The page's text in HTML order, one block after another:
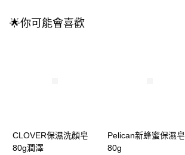
每筆NT$100，滿NT$899(含以上)免運費
每筆NT$100，滿NT$399(含以上)免運費
🌟你可能會喜歡
CLOVER保濕洗顏皂
80g潤澤
Pelican新蜂蜜保濕皂
80g